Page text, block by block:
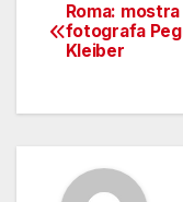
articoli
Roma:
fotografa
Kleiber